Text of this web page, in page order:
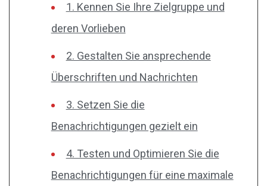
1. Kennen Sie Ihre Zielgruppe und
deren Vorlieben
2. Gestalten Sie ansprechende
Überschriften und Nachrichten
3. Setzen Sie die
Benachrichtigungen gezielt ein
4. Testen und Optimieren Sie die
Benachrichtigungen für eine maximale